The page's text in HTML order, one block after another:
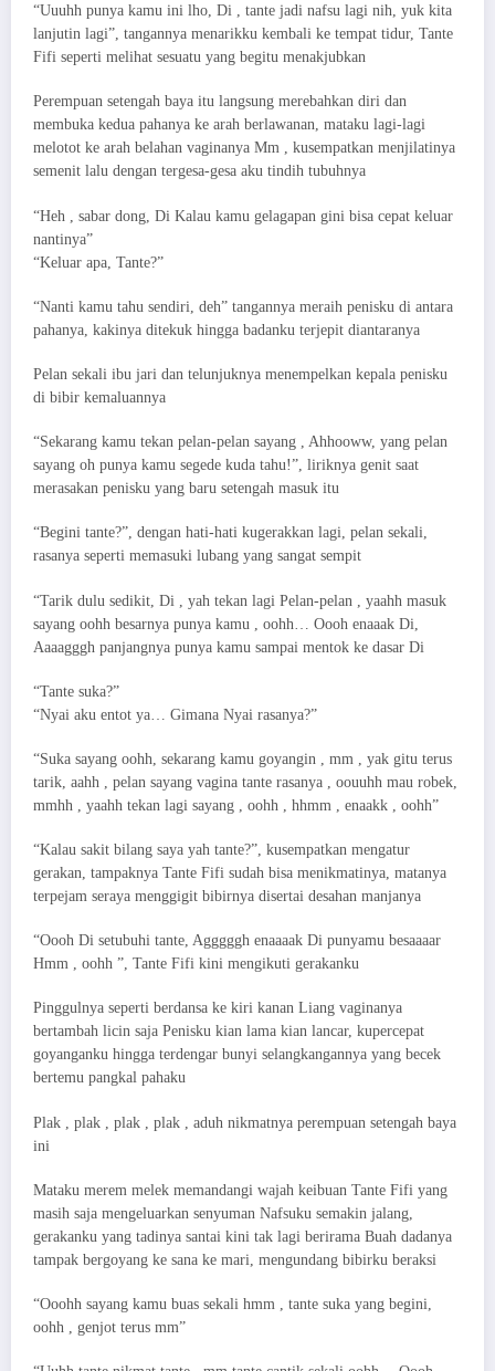
“Uuuhh punya kamu ini lho, Di , tante jadi nafsu lagi nih, yuk kita
lanjutin lagi”, tangannya menarikku kembali ke tempat tidur, Tante
Fifi seperti melihat sesuatu yang begitu menakjubkan
Perempuan setengah baya itu langsung merebahkan diri dan
membuka kedua pahanya ke arah berlawanan, mataku lagi-lagi
melotot ke arah belahan vaginanya Mm , kusempatkan menjilatinya
semenit lalu dengan tergesa-gesa aku tindih tubuhnya
“Heh , sabar dong, Di Kalau kamu gelagapan gini bisa cepat keluar
nantinya”
“Keluar apa, Tante?”
“Nanti kamu tahu sendiri, deh” tangannya meraih penisku di antara
pahanya, kakinya ditekuk hingga badanku terjepit diantaranya
Pelan sekali ibu jari dan telunjuknya menempelkan kepala penisku
di bibir kemaluannya
“Sekarang kamu tekan pelan-pelan sayang , Ahhooww, yang pelan
sayang oh punya kamu segede kuda tahu!”, liriknya genit saat
merasakan penisku yang baru setengah masuk itu
“Begini tante?”, dengan hati-hati kugerakkan lagi, pelan sekali,
rasanya seperti memasuki lubang yang sangat sempit
“Tarik dulu sedikit, Di , yah tekan lagi Pelan-pelan , yaahh masuk
sayang oohh besarnya punya kamu , oohh… Oooh enaaak Di,
Aaaagggh panjangnya punya kamu sampai mentok ke dasar Di
“Tante suka?”
“Nyai aku entot ya… Gimana Nyai rasanya?”
“Suka sayang oohh, sekarang kamu goyangin , mm , yak gitu terus
tarik, aahh , pelan sayang vagina tante rasanya , oouuhh mau robek,
mmhh , yaahh tekan lagi sayang , oohh , hhmm , enaakk , oohh”
“Kalau sakit bilang saya yah tante?”, kusempatkan mengatur
gerakan, tampaknya Tante Fifi sudah bisa menikmatinya, matanya
terpejam seraya menggigit bibirnya disertai desahan manjanya
“Oooh Di setubuhi tante, Agggggh enaaaak Di punyamu besaaaar
Hmm , oohh ”, Tante Fifi kini mengikuti gerakanku
Pinggulnya seperti berdansa ke kiri kanan Liang vaginanya
bertambah licin saja Penisku kian lama kian lancar, kupercepat
goyanganku hingga terdengar bunyi selangkangannya yang becek
bertemu pangkal pahaku
Plak , plak , plak , plak , aduh nikmatnya perempuan setengah baya
ini
Mataku merem melek memandangi wajah keibuan Tante Fifi yang
masih saja mengeluarkan senyuman Nafsuku semakin jalang,
gerakanku yang tadinya santai kini tak lagi berirama Buah dadanya
tampak bergoyang ke sana ke mari, mengundang bibirku beraksi
“Ooohh sayang kamu buas sekali hmm , tante suka yang begini,
oohh , genjot terus mm”